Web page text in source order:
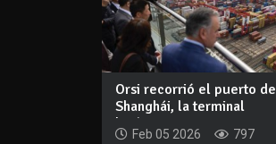
Orsi recorrió el puerto de
Shanghái, la terminal
logística m...
Feb 05 2026
797